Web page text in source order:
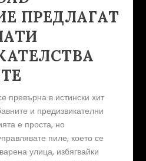
ПРЕДЛАГАТ
превърна в истински хит
и предизвикателни
е проста, но
пиле, което се
улица, избягвайки